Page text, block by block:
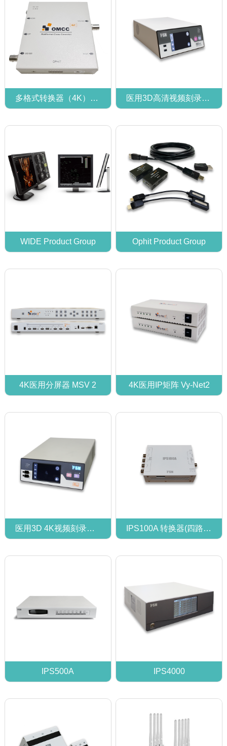
多格式转换器（4K）OMCC 医用3D高清视频刻录机 IPS720
WIDE Product Group Ophit Product Group
4K医用分屏器 MSV 2 4K医用IP矩阵 Vy-Net2
医用3D 4K视频刻录机 IPS740DS, IPS740DG IPS100A 转换器(四路 3G SDI转12G SDI/HDMI 4K）
IPS500A IPS4000